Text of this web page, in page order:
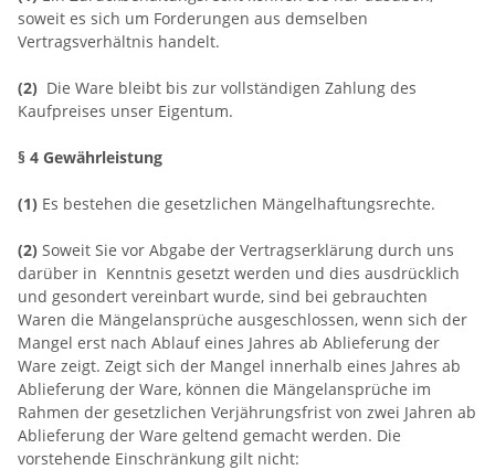
soweit es sich um Forderungen aus demselben
Vertragsverhältnis handelt.
(2) Die Ware bleibt bis zur vollständigen Zahlung des
Kaufpreises unser Eigentum.
§ 4 Gewährleistung
(1) Es bestehen die gesetzlichen Mängelhaftungsrechte.
(2) Soweit Sie vor Abgabe der Vertragserklärung durch uns
darüber in Kenntnis gesetzt werden und dies ausdrücklich
und gesondert vereinbart wurde, sind bei gebrauchten
Waren die Mängelansprüche ausgeschlossen, wenn sich der
Mangel erst nach Ablauf eines Jahres ab Ablieferung der
Ware zeigt. Zeigt sich der Mangel innerhalb eines Jahres ab
Ablieferung der Ware, können die Mängelansprüche im
Rahmen der gesetzlichen Verjährungsfrist von zwei Jahren ab
Ablieferung der Ware geltend gemacht werden. Die
vorstehende Einschränkung gilt nicht: